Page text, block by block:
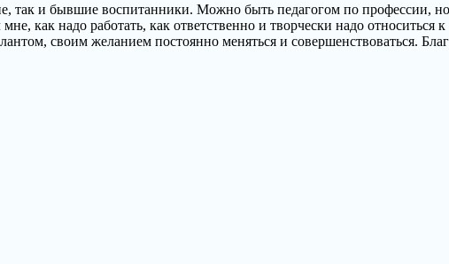
так и бывшие воспитанники. Можно быть педагогом по профессии,
как надо работать, как ответственно и творчески надо относиться
своим желанием постоянно меняться и совершенствоваться.